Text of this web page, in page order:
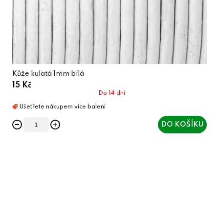
Kůže kulatá 1mm bílá
15 Kč
Do 14 dní
DO KOŠÍKU